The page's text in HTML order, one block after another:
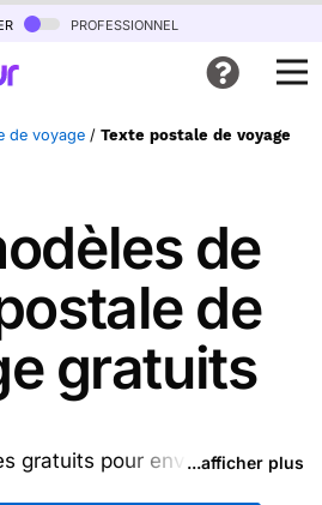
professionnel
de voyage / Texte postale de voyage
de
de
gratuits
gratuits pour envoyer des
...afficher plus